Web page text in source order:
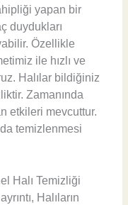
yapan bir
duydukları
Özellikle
ile hızlı ve
Halılar bildiğiniz
Zamanında
etkileri mevcuttur.
temizlenmesi
Halı Temizliği
Halıların